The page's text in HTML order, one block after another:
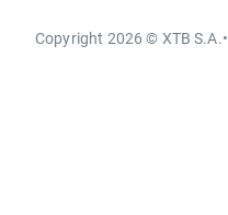
Copyright 2026 © XTB S.A.•